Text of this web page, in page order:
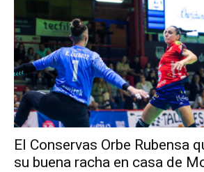
El Conservas Orbe Rubensa
su buena racha en casa de